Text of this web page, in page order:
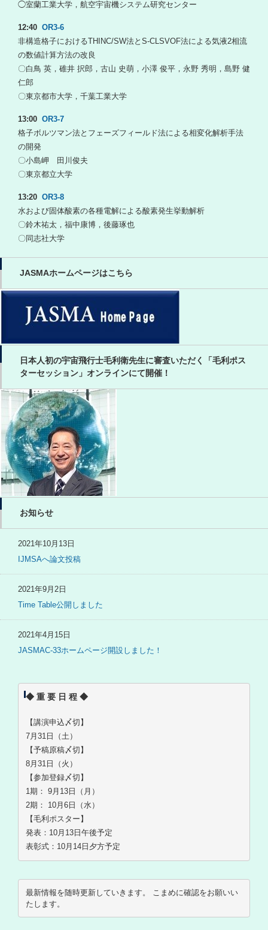
◯室蘭工業大学，航空宇宙機システム研究センター
12:40 OR3-6
非構造格子におけるTHINC/SW法とS-CLSVOF法による気液2相流
の数値計算方法の改良
〇白鳥 英，碓井 択郎，古山 史萌，小澤 俊平，永野 秀明，島野 健
仁郎
〇東京都市大学，千葉工業大学
13:00 OR3-7
格子ボルツマン法とフェーズフィールド法による相変化解析手法
の開発
〇小島岬 田川俊夫
〇東京都立大学
13:20 OR3-8
水および固体酸素の各種電解による酸素発生挙動解析
〇鈴木祐太，福中康博，後藤琢也
〇同志社大学
JASMAホームページはこちら
日本人初の宇宙飛行士毛利衛先生に審査いただく「毛利ポス
ターセッション」オンラインにて開催！
お知らせ
2021年10月13日
IJMSAへ論文投稿
2021年9月2日
Time Table公開しました
2021年4月15日
JASMAC-33ホームページ開設しました！
◆ 重 要 日 程 ◆
【講演申込〆切】
7月31日（土）
【予稿原稿〆切】
8月31日（火）
【参加登録〆切】
1期： 9月13日（月）
2期： 10月6日（水）
【毛利ポスター】
発表：10月13日午後予定
表彰式：10月14日夕方予定
最新情報を随時更新していきます。 こまめに確認をお願いい
たします。